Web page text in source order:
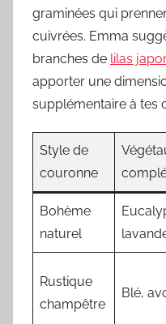
graminées qui
cuivrées. Emma
branches de lilas
apporter une
supplémentaire à tes
Style de
couronne
Bohème
naturel
Rustique
champêtre
Blé,